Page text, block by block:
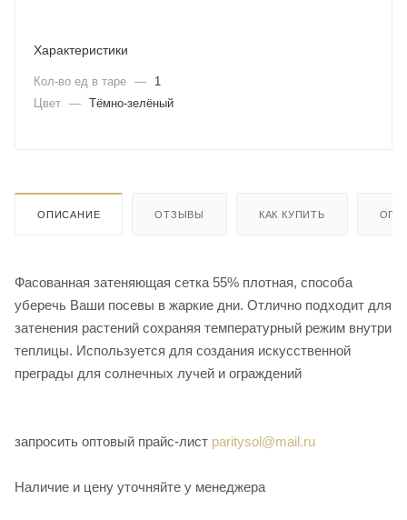
Характеристики
Кол-во ед в таре —
1
Цвет — Тёмно-зелёный
ОПИСАНИЕ ОТЗЫВЫ КАК КУПИТЬ
Фасованная затеняющая сетка 55% плотная, способа
уберечь Ваши посевы в жаркие дни. Отлично подходит для
затенения растений сохраняя температурный режим внутри
теплицы. Используется для создания искусственной
преграды для солнечных лучей и ограждений
запросить оптовый прайс-лист paritysol@mail.ru
Наличие и цену уточняйте у менеджера